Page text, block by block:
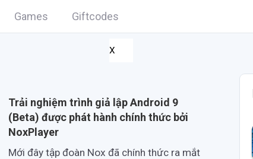
Games Giftcodes
X
Trải nghiệm trình giả lập Android 9
(Beta) được phát hành chính thức bởi
NoxPlayer
Mới đây tập đoàn Nox đã chính thức ra mắt